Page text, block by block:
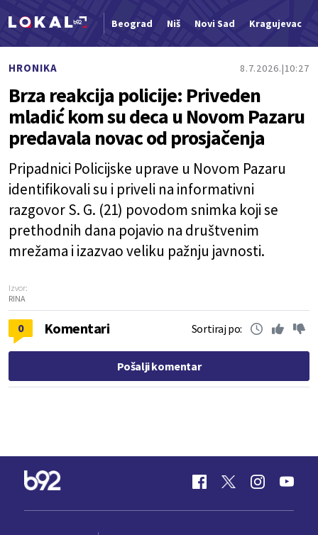
Beograd Niš Novi Sad Kragujevac
HRONIKA 8.7.2026. 10:27
Brza reakcija policije: Priveden
mladić kom su deca u Novom Pazaru
predavala novac od prosjačenja
Pripadnici Policijske uprave u Novom Pazaru
identifikovali su i priveli na informativni
razgovor S. G. (21) povodom snimka koji se
prethodnih dana pojavio na društvenim
mrežama i izazvao veliku pažnju javnosti.
Izvor:
RINA
0 Komentari Sortiraj po:
Pošalji komentar